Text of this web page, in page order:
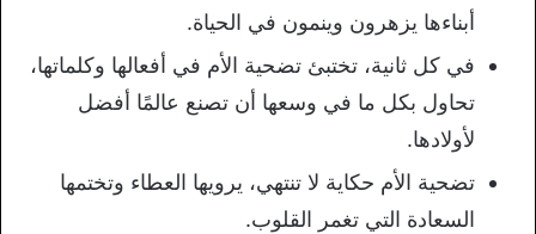
أبناءها يزهرون وينمون في الحياة.
في كل ثانية، تختبئ تضحية الأم في أفعالها وكلماتها،
تحاول بكل ما في وسعها أن تصنع عالمًا أفضل
لأولادها.
تضحية الأم حكاية لا تنتهي، يرويها العطاء وتختمها
السعادة التي تغمر القلوب.